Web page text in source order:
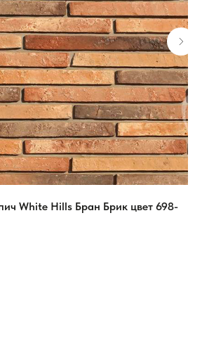
White Hills Бран Брик цвет 698-